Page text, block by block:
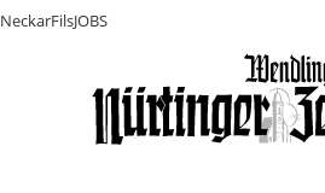
NeckarFilsJOBS